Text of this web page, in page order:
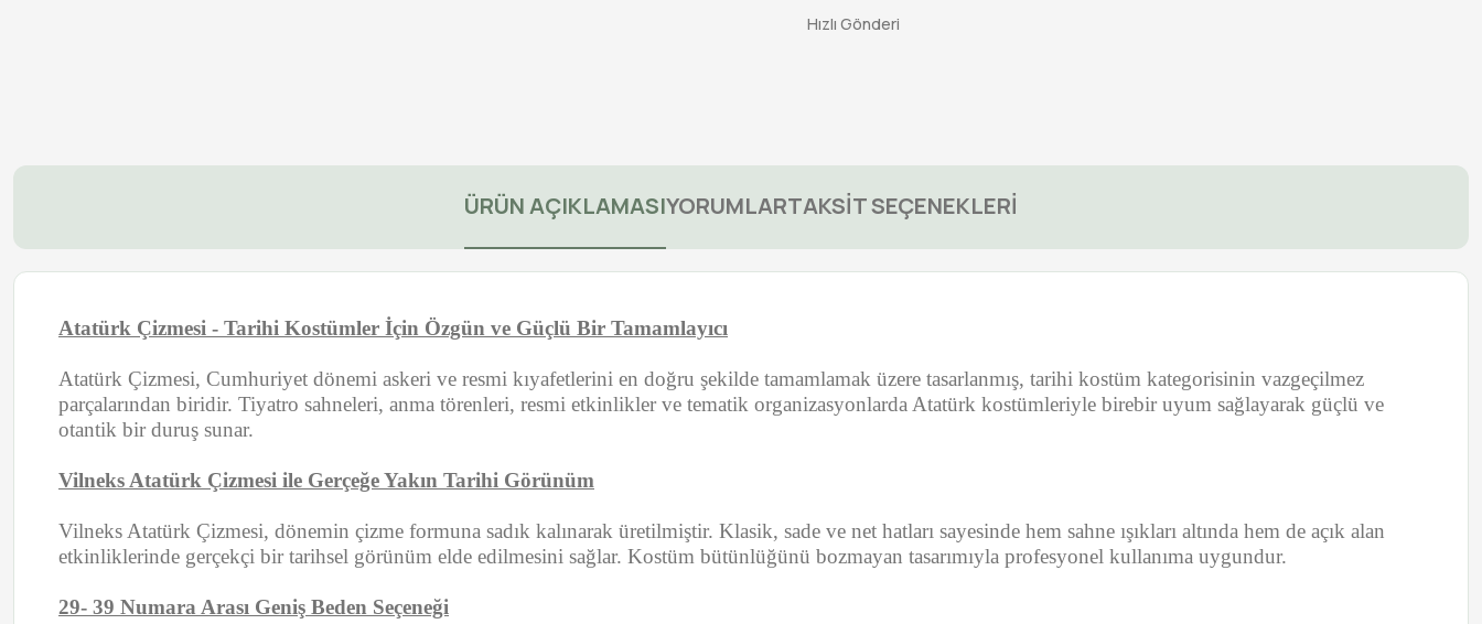
Hızlı Gönderi
ÜRÜN AÇIKLAMASIYORUMLARTAKSİT SEÇENEKLERİ
Atatürk Çizmesi - Tarihi Kostümler İçin Özgün ve Güçlü Bir Tamamlayıcı
Atatürk Çizmesi, Cumhuriyet dönemi askeri ve resmi kıyafetlerini en doğru şekilde tamamlamak üzere tasarlanmış, tarihi kostüm kategorisinin vazgeçilmez
parçalarından biridir. Tiyatro sahneleri, anma törenleri, resmi etkinlikler ve tematik organizasyonlarda Atatürk kostümleriyle birebir uyum sağlayarak güçlü ve
otantik bir duruş sunar.
Vilneks Atatürk Çizmesi ile Gerçeğe Yakın Tarihi Görünüm
Vilneks Atatürk Çizmesi, dönemin çizme formuna sadık kalınarak üretilmiştir. Klasik, sade ve net hatları sayesinde hem sahne ışıkları altında hem de açık alan
etkinliklerinde gerçekçi bir tarihsel görünüm elde edilmesini sağlar. Kostüm bütünlüğünü bozmayan tasarımıyla profesyonel kullanıma uygundur.
29- 39 Numara Arası Geniş Beden Seçeneği